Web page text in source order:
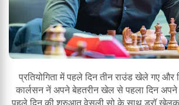
प्रतियोगिता में पहले दिन तीन राउंड खेले गए और
कार्लसन नें अपने बेहतरीन खेल से पहला दिन अपने